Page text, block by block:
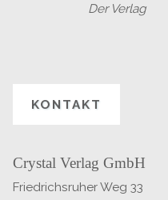
Der Verlag
KONTAKT
Crystal Verlag GmbH
Friedrichsruher Weg 33